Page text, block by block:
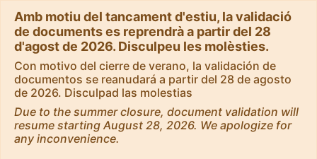
Amb motiu del tancament d'estiu, la validació
de documents es reprendrà a partir del 28
d'agost de 2026. Disculpeu les molèsties.
Con motivo del cierre de verano, la validación de
documentos se reanudará a partir del 28 de agosto
de 2026. Disculpad las molestias
Due to the summer closure, document validation will
resume starting August 28, 2026. We apologize for
any inconvenience.